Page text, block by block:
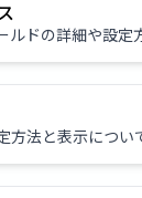
ルドの詳細や設定
方法と表示につい